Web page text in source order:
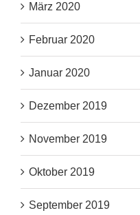
März 2020
Februar 2020
Januar 2020
Dezember 2019
November 2019
Oktober 2019
September 2019